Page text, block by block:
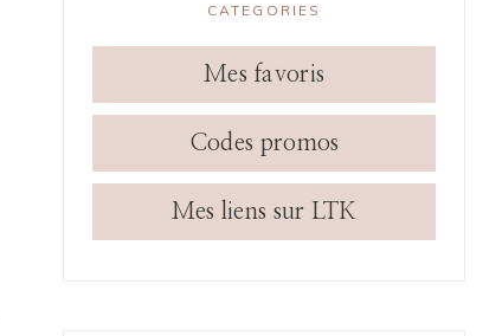
CATEGORIES
Mes favoris
Codes promos
Mes liens sur LTK